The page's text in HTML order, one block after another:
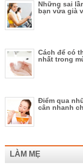
Những sai
bạn vừa già
Cách để có
nhất trong
Điểm qua
cân nhanh
LÀM MẸ